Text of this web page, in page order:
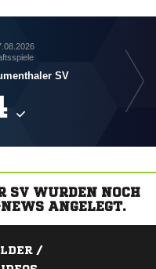
SV
SV WURDEN NOCH
ANGELEGT.
/